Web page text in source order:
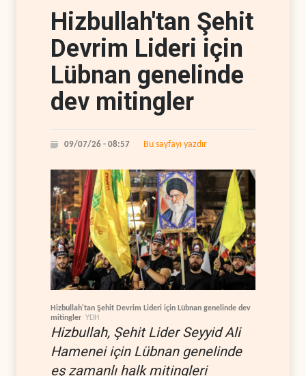
Hizbullah'tan Şehit
Devrim Lideri için
Lübnan genelinde
dev mitingler
09/07/26 - 08:57 Bu sayfayı yazdır
Hizbullah'tan Şehit Devrim Lideri için Lübnan genelinde dev
mitingler YDH
Hizbullah, Şehit Lider Seyyid Ali
Hamenei için Lübnan genelinde
eş zamanlı halk mitingleri